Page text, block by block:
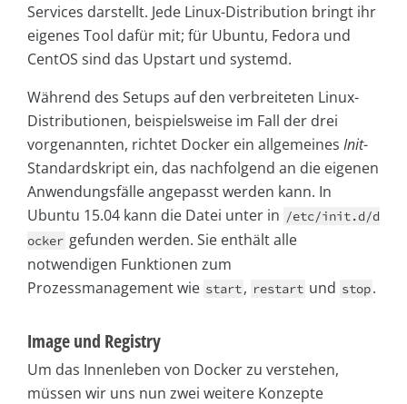
Services darstellt. Jede Linux-Distribution bringt ihr
eigenes Tool dafür mit; für Ubuntu, Fedora und
CentOS sind das Upstart und systemd.
Während des Setups auf den verbreiteten Linux-
Distributionen, beispielsweise im Fall der drei
vorgenannten, richtet Docker ein allgemeines Init-
Standardskript ein, das nachfolgend an die eigenen
Anwendungsfälle angepasst werden kann. In
Ubuntu 15.04 kann die Datei unter in /etc/init.d/d
ocker gefunden werden. Sie enthält alle
notwendigen Funktionen zum
Prozessmanagement wie start, restart und stop.
Image und Registry
Um das Innenleben von Docker zu verstehen,
müssen wir uns nun zwei weitere Konzepte